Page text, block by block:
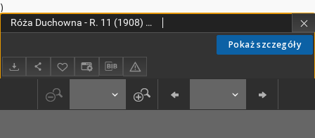
)
Pokaż szczegóły
Róża Duchowna - R. 11 (1908) n. 1-12